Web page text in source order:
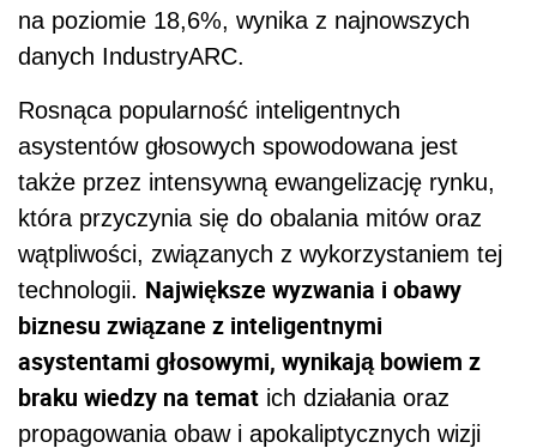
na poziomie 18,6%, wynika z najnowszych
danych IndustryARC.
Rosnąca popularność inteligentnych
asystentów głosowych spowodowana jest
także przez intensywną ewangelizację rynku,
która przyczynia się do obalania mitów oraz
wątpliwości, związanych z wykorzystaniem tej
technologii. Największe wyzwania i obawy
biznesu związane z inteligentnymi
asystentami głosowymi, wynikają bowiem z
braku wiedzy na temat ich działania oraz
propagowania obaw i apokaliptycznych wizji